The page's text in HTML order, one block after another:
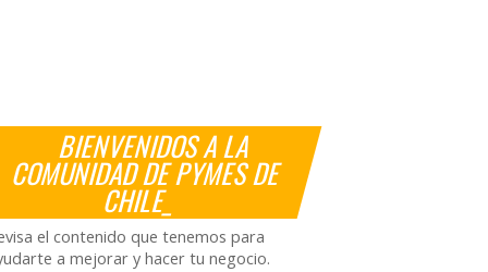
BIENVENIDOS A LA
COMUNIDAD DE PYMES DE
CHILE_
el contenido que tenemos para
a mejorar y hacer tu negocio.